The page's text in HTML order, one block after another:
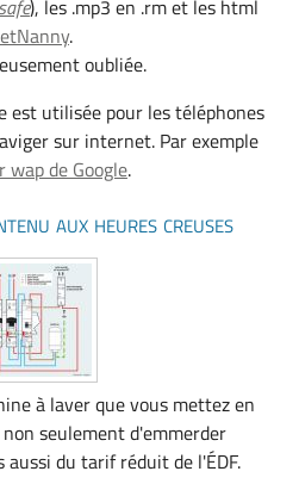
), les .mp3 en .rm et les html
.
oubliée.
est utilisée pour les téléphones
sur internet. Par exemple
de Google.
aux heures creuses
à laver que vous mettez en
seulement d'emmerder
du tarif réduit de l'ÉDF.